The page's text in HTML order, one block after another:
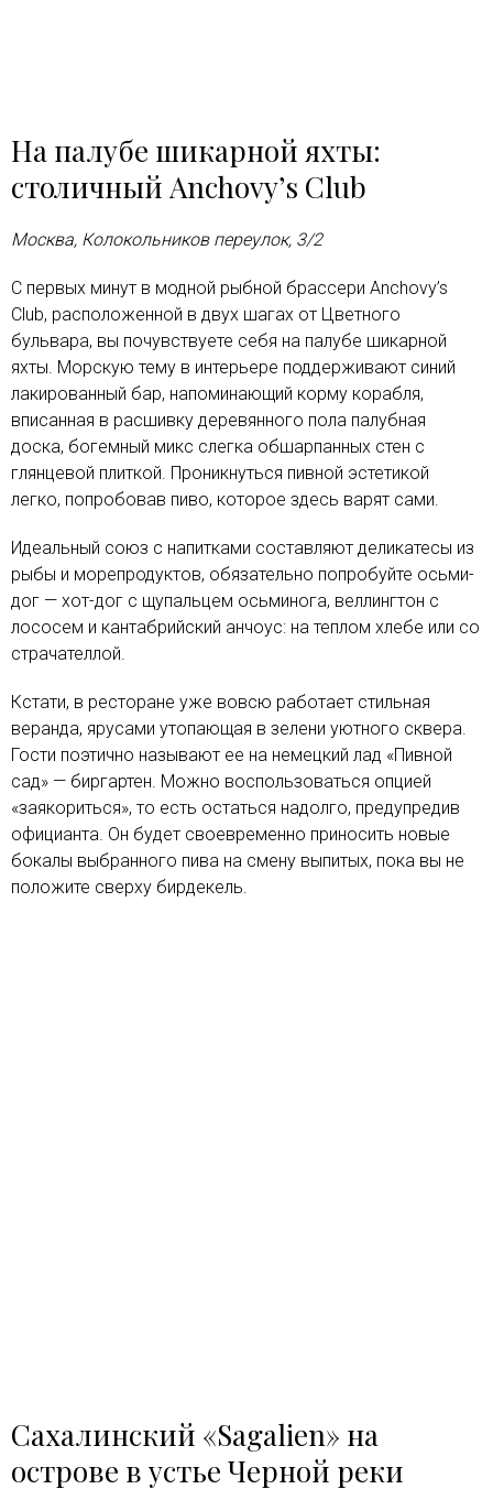
На палубе шикарной яхты:
столичный Anchovy’s Club
Москва, Колокольников переулок, 3/2
С первых минут в модной рыбной брассери Anchovy’s
Club, расположенной в двух шагах от Цветного
бульвара, вы почувствуете себя на палубе шикарной
яхты. Морскую тему в интерьере поддерживают синий
лакированный бар, напоминающий корму корабля,
вписанная в расшивку деревянного пола палубная
доска, богемный микс слегка обшарпанных стен с
глянцевой плиткой. Проникнуться пивной эстетикой
легко, попробовав пиво, которое здесь варят сами.
Идеальный союз с напитками составляют деликатесы из
рыбы и морепродуктов, обязательно попробуйте осьми-
дог — хот-дог с щупальцем осьминога, веллингтон с
лососем и кантабрийский анчоус: на теплом хлебе или со
страчателлой.
Кстати, в ресторане уже вовсю работает стильная
веранда, ярусами утопающая в зелени уютного сквера.
Гости поэтично называют ее на немецкий лад «Пивной
сад» — биргартен. Можно воспользоваться опцией
«заякориться», то есть остаться надолго, предупредив
официанта. Он будет своевременно приносить новые
бокалы выбранного пива на смену выпитых, пока вы не
положите сверху бирдекель.
Сахалинский «Sagalien» на
острове в устье Черной реки